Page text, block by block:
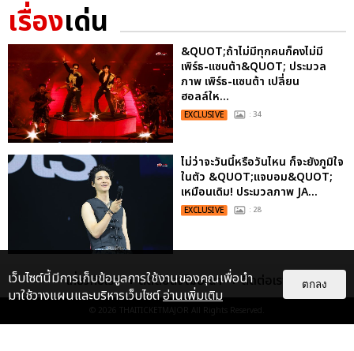
เรื่องเด่น
&QUOT;ถ้าไม่มีทุกคนก็คงไม่มี
เพิร์ธ-แซนต้า&QUOT; ประมวล
ภาพ เพิร์ธ-แซนต้า เปลี่ยน
ฮอลล์ให...
EXCLUSIVE : 34
ไม่ว่าจะวันนี้หรือวันไหน ก็จะยังภูมิใจ
ในตัว &QUOT;แจบอม&QUOT;
เหมือนเดิม! ประมวลภาพ JA...
EXCLUSIVE : 28
ประมวลภาพงาน “มีสติแล้วลูกพีช
PEACH AND ME PREMIERE
NIGHT” ปอนด์-ภูวินทร์ คลั่งรัก
เกี่ยวกับเรา ติดต่อลงโฆษณา ติดต่อเรา
© 2026 THAITICKETMAJOR All Rights Reserved.
เว็บไซต์นี้มีการเก็บข้อมูลการใช้งานของคุณเพื่อนำ
มาใช้วางแผนและบริหารเว็บไซต์อ่านเพิ่มเติม
ตกลง